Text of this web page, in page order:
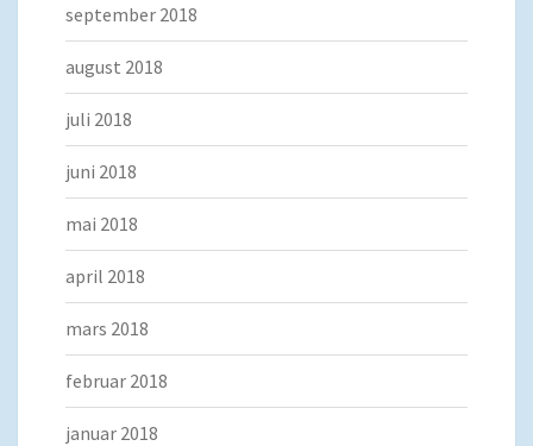
september 2018
august 2018
juli 2018
juni 2018
mai 2018
april 2018
mars 2018
februar 2018
januar 2018